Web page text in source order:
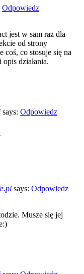
Odpowiedz
jest w sam raz dla
od strony
coś, co stosuje się na
działania.
says: Odpowiedz
says: Odpowiedz
Musze się jej